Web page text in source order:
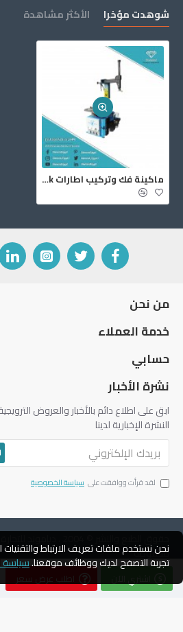
اطلب عرض سعر
شوهدت مؤخرا الأكثر مشاهدة
ماكينة فك وتركيب اطارات Roadbuck
من نحن
خدمة العملاء
حسابي
نشرة الأخبار
ابق على اطلاع دائم بالأخبار والعروض
النشرة الإخبارية لدينا
لقد قرأت ووافقت على سياسة الخصوصية
حقوق الطبع والنشر ©
محفوظة
نحن نستخدم ملفات تعريف الارتباط
تجربة التصفح لديك ووظائف موقعنا.سياسة